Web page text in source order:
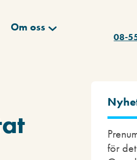
Om oss
08-
för